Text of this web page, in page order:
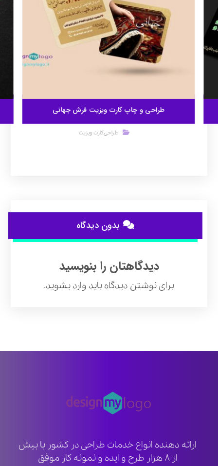
طراحی و چاپ کارت ویزیت فرش جهانی
طراحی کارت ویزیت
بدون دیدگاه
دیدگاهتان را بنویسید
برای نوشتن دیدگاه باید وارد بشوید.
ارائه دهنده انواع خدمات طراحی در کشور با بیش
از ۸ هزار طرح و ایده و نمونه کار موفق